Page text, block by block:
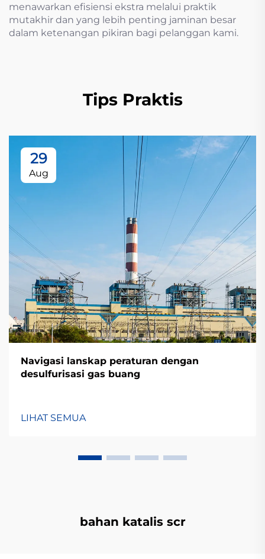
menawarkan efisiensi ekstra melalui praktik
mutakhir dan yang lebih penting jaminan besar
dalam ketenangan pikiran bagi pelanggan kami.
Tips Praktis
29
Aug
Navigasi lanskap peraturan dengan
desulfurisasi gas buang
LIHAT SEMUA
bahan katalis scr